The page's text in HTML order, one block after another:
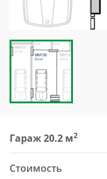
Гараж 20.2 м2
Стоимость